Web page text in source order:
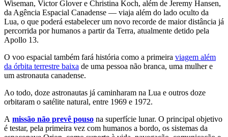
Wiseman, Victor Glover e Christina Koch, além de Jeremy Hansen,
da Agência Espacial Canadense — viaja além do lado oculto da
Lua, o que poderá estabelecer um novo recorde de maior distância já
percorrida por humanos a partir da Terra, atualmente detido pela
Apollo 13.
O voo espacial também fará história como a primeira viagem além
da órbita terrestre baixa de uma pessoa não branca, uma mulher e
um astronauta canadense.
Ao todo, doze astronautas já caminharam na Lua e outros doze
orbitaram o satélite natural, entre 1969 e 1972.
A missão não prevê pouso na superfície lunar. O principal objetivo
é testar, pela primeira vez com humanos a bordo, os sistemas da